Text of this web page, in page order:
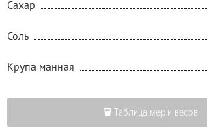
Сахар
Соль
Крупа манная
Таблица мер и весов